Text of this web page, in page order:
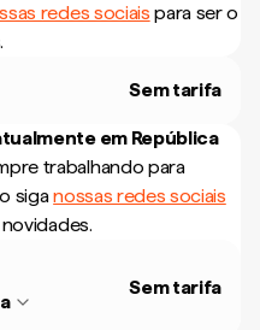
redes sociais para ser o
Sem tarifa
em República
trabalhando para
siganossas redes sociais
Sem tarifa